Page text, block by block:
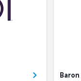
Baron